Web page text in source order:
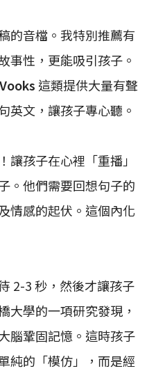
的音檔。我特別推薦有
事性，更能吸引孩子。
Vooks 這類提供大量有聲
英文，讓孩子專心聽。
讓孩子在心裡「重播」
。他們需要回想句子的
情感的起伏。這個內化
2-3 秒，然後才讓孩子
大學的一項研究發現，
腦鞏固記憶。這時孩子
純的「模仿」，而是經